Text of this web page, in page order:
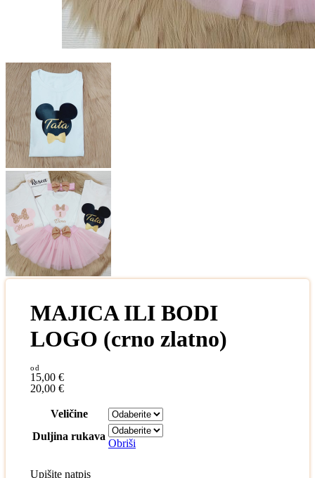
MAJICA ILI BODI
LOGO (crno zlatno)
15,00 €
20,00 €
Veličine
Duljina rukava
Obriši
Upišite natpis